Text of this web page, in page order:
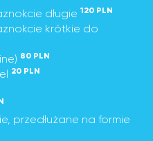
długie 120 PLN
krótkie do
80 PLN
20 PLN
przedłużane na formie